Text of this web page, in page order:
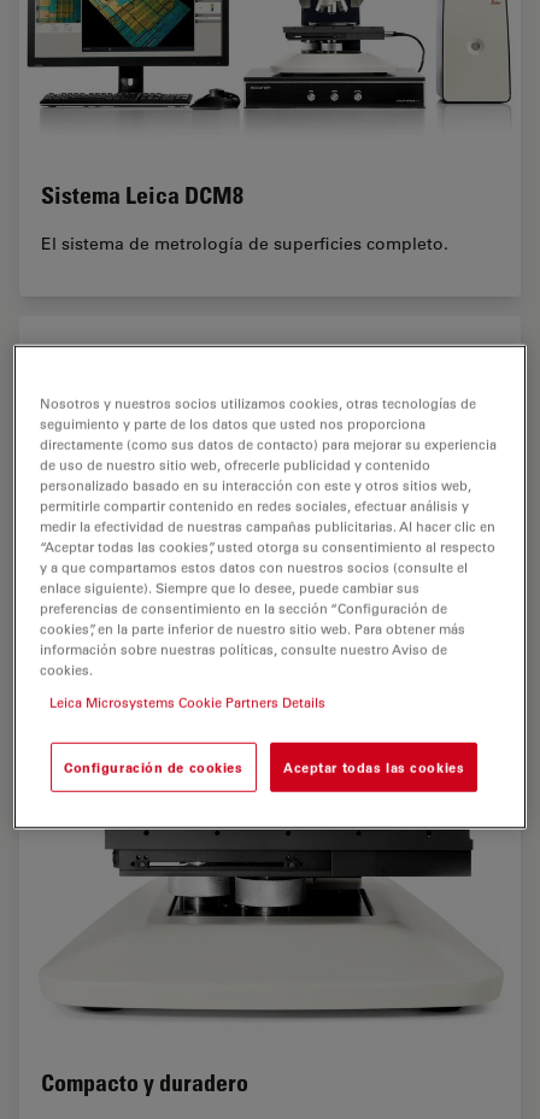
Sistema Leica DCM8
El sistema de metrología de superficies completo.
Compacto y duradero
Nosotros y nuestros socios utilizamos cookies, otras tecnologías de
seguimiento y parte de los datos que usted nos proporciona
directamente (como sus datos de contacto) para mejorar su experiencia
de uso de nuestro sitio web, ofrecerle publicidad y contenido
personalizado basado en su interacción con este y otros sitios web,
permitirle compartir contenido en redes sociales, efectuar análisis y
medir la efectividad de nuestras campañas publicitarias. Al hacer clic en
“Aceptar todas las cookies”, usted otorga su consentimiento al respecto
y a que compartamos estos datos con nuestros socios (consulte el
enlace siguiente). Siempre que lo desee, puede cambiar sus
preferencias de consentimiento en la sección “Configuración de
cookies”, en la parte inferior de nuestro sitio web. Para obtener más
información sobre nuestras políticas, consulte nuestro Aviso de
cookies.
Leica Microsystems Cookie Partners Details
Configuración de cookies Aceptar todas las cookies